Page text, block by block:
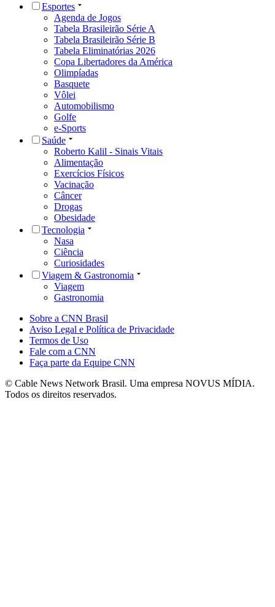
Esportes
Agenda de Jogos
Tabela Brasileirão Série A
Tabela Brasileirão Série B
Tabela Eliminatórias 2026
Copa Libertadores da América
Olimpíadas
Basquete
Vôlei
Automobilismo
Golfe
e-Sports
Saúde
Roberto Kalil - Sinais Vitais
Alimentação
Exercícios Físicos
Vacinação
Câncer
Drogas
Obesidade
Tecnologia
Nasa
Ciência
Curiosidades
Viagem & Gastronomia
Viagem
Gastronomia
Sobre a CNN Brasil
Aviso Legal e Política de Privacidade
Termos de Uso
Fale com a CNN
Faça parte da Equipe CNN
© Cable News Network Brasil. Uma empresa NOVUS MÍDIA.
Todos os direitos reservados.